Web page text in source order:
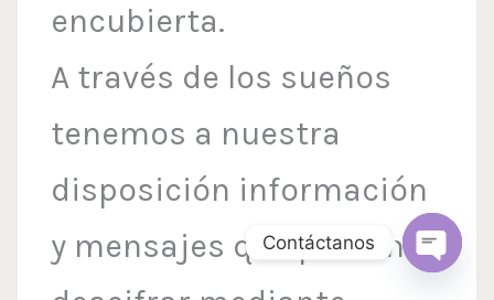
encubierta.
A través de los sueños
tenemos a nuestra
disposición información
y mensajes que podemos
Contáctanos